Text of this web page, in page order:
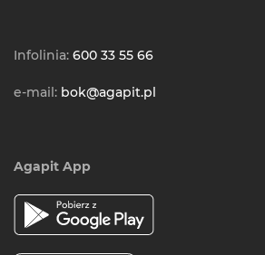
Infolinia: 600 33 55 66
e-mail: bok@agapit.pl
Agapit App